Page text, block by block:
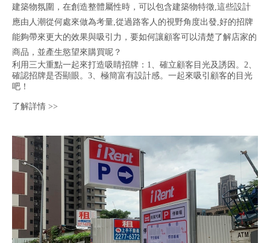
建築物氛圍，在創造整體屬性時，可以包含建築物特徵,這些設計
應由人潮從何處來做為考量,從過路客人的視野角度出發,好的招牌
能夠帶來更大的效果與吸引力，要如何讓顧客可以清楚了解店家的
商品，並產生慾望來購買呢？
利用三大重點一起來打造吸睛招牌：1、確立顧客目光及誘因。2、
確認招牌是否顯眼。3、極簡富有設計感。一起來吸引顧客的目光
吧！
了解詳情 >>